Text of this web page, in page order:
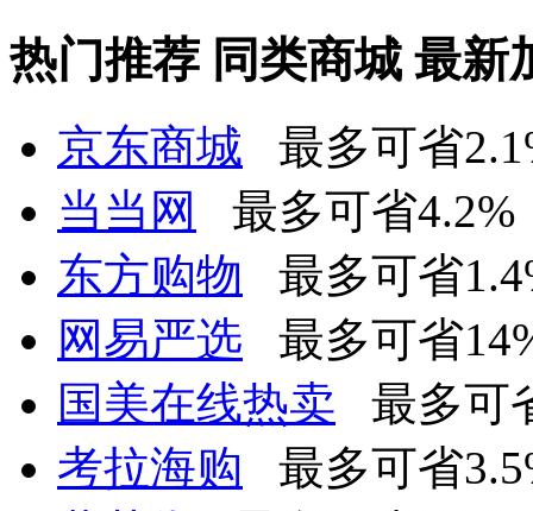
热门推荐 同类商城 最新
京东商城 最多可省
当当网
最多可省4.2%
东方购物 最多可省
网易严选 最多可省
国美在线热卖 最多可
考拉海购 最多可省